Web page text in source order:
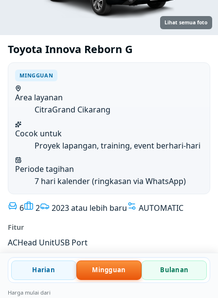
Lihat semua foto
Toyota Innova Reborn G
MINGGUAN
Area layanan
CitraGrand Cikarang
Cocok untuk
Proyek lapangan, training, event berhari-hari
Periode tagihan
7 hari kalender (ringkasan via WhatsApp)
6 2 2023 atau lebih baru AUTOMATIC
Fitur
ACHead UnitUSB Port
Harian Mingguan Bulanan
Harga mulai dari